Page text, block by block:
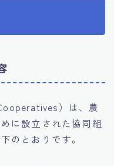
）は、農
に設立された協同組
のとおりです。